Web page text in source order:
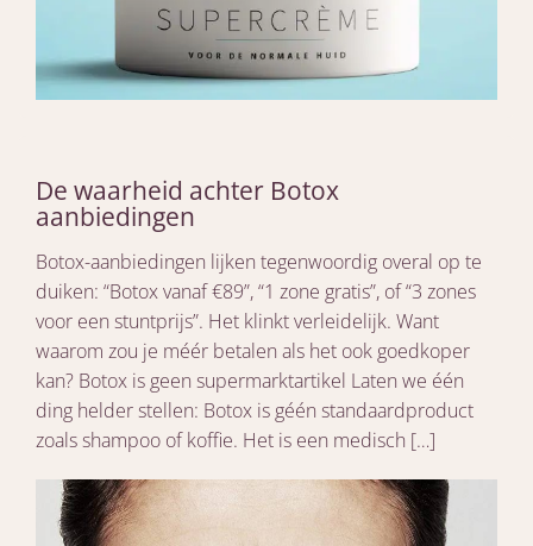
De waarheid achter Botox
aanbiedingen
Botox-aanbiedingen lijken tegenwoordig overal op te
duiken: “Botox vanaf €89”, “1 zone gratis”, of “3 zones
voor een stuntprijs”. Het klinkt verleidelijk. Want
waarom zou je méér betalen als het ook goedkoper
kan? Botox is geen supermarktartikel Laten we één
ding helder stellen: Botox is géén standaardproduct
zoals shampoo of koffie. Het is een medisch […]